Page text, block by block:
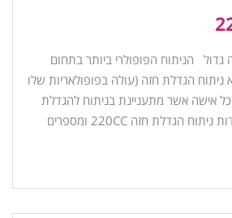
220 – לחזה גדול הניתוח הפופולרי ביותר בתחום
ניתוח הגדלת חזה (עולה בפופולאריות שלו
אישה אשר מתעניינת בניתוח להגדלת
חזה נתקלת בפרטים אודות ניתוח הגדלת חזה 220CC ומספרים